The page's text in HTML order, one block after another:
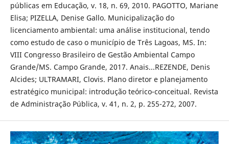
públicas em Educação, v. 18, n. 69, 2010. PAGOTTO, Mariane
Elisa; PIZELLA, Denise Gallo. Municipalização do
licenciamento ambiental: uma análise institucional, tendo
como estudo de caso o município de Três Lagoas, MS. In:
VIII Congresso Brasileiro de Gestão Ambiental Campo
Grande/MS. Campo Grande, 2017. Anais...REZENDE, Denis
Alcides; ULTRAMARI, Clovis. Plano diretor e planejamento
estratégico municipal: introdução teórico-conceitual. Revista
de Administração Pública, v. 41, n. 2, p. 255-272, 2007.